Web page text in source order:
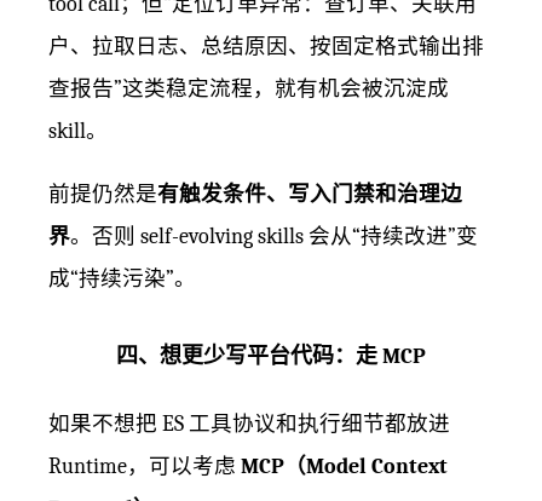
户、拉取日志、总结原因、按固定格式输出排
查报告”这类稳定流程，就有机会被沉淀成
skill。
前提仍然是有触发条件、写入门禁和治理边
界。否则 self-evolving skills 会从“持续改进”变
成“持续污染”。
四、想更少写平台代码：走 MCP
如果不想把 ES 工具协议和执行细节都放进
Runtime，可以考虑 MCP（Model Context